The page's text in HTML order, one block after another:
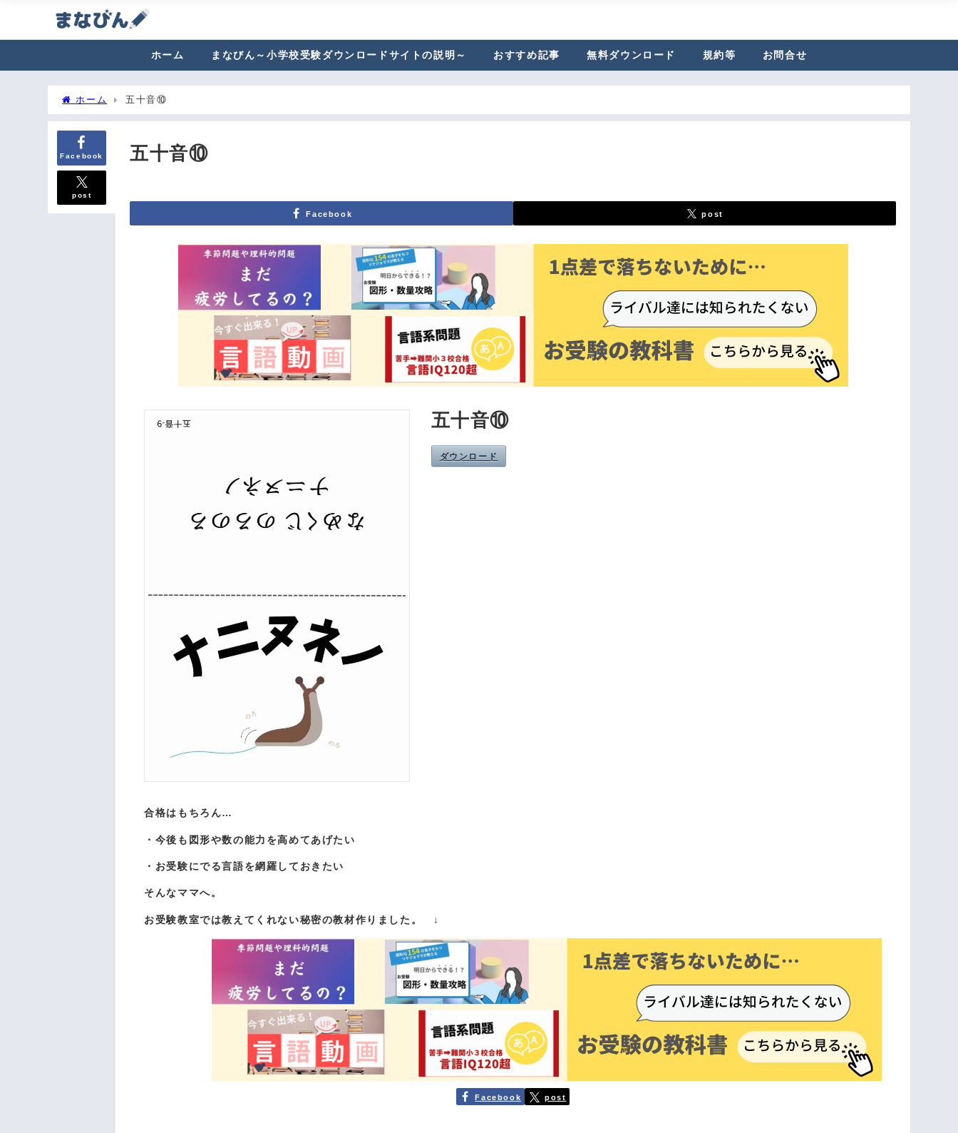
ホーム まなびん～小学校受験ダウンロードサイトの説明～ おすすめ記事 無料ダウンロード 規約等 お問合せ
ホーム 五十音⑩
Facebook
post
五十音⑩
Facebook post
五十音⑩
ダウンロード
合格はもちろん…
・今後も図形や数の能力を高めてあげたい
・お受験にでる言語を網羅しておきたい
そんなママへ。
お受験教室では教えてくれない秘密の教材作りました。 ↓
Facebook post